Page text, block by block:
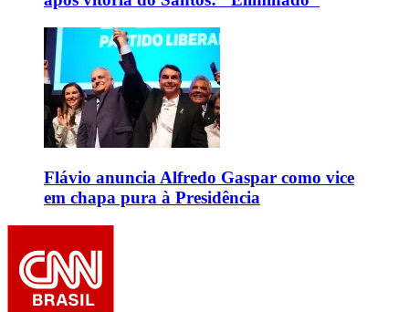
Flávio anuncia Alfredo Gaspar como vice
em chapa pura à Presidência